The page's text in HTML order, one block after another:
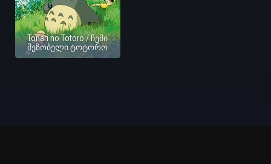
Tonari no Totoro / ჩემი
მეზობელი ტოტორო